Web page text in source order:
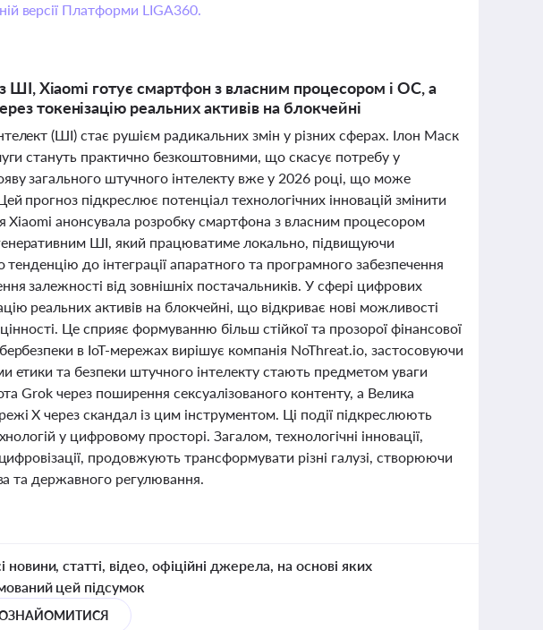
версії Платформи LIGA360.
ШІ, Xiaomi готує смартфон з власним процесором і ОС, а
токенізацію реальних активів на блокчейні
(ШІ) стає рушієм радикальних змін у різних сферах. Ілон Маск
стануть практично безкоштовними, що скасує потребу у
загального штучного інтелекту вже у 2026 році, що може
прогноз підкреслює потенціал технологічних інновацій змінити
Xiaomi анонсувала розробку смартфона з власним процесором
ШІ, який працюватиме локально, підвищуючи
тенденцію до інтеграції апаратного та програмного забезпечення
залежності від зовнішніх постачальників. У сфері цифрових
реальних активів на блокчейні, що відкриває нові можливості
Це сприяє формуванню більш стійкої та прозорої фінансової
в IoT-мережах вирішує компанія NoThreat.io, застосовуючи
етики та безпеки штучного інтелекту стають предметом уваги
Grok через поширення сексуалізованого контенту, а Велика
X через скандал із цим інструментом. Ці події підкреслюють
у цифровому просторі. Загалом, технологічні інновації,
продовжують трансформувати різні галузі, створюючи
та державного регулювання.
статті, відео, офіційні джерела, на основі яких
цей підсумок